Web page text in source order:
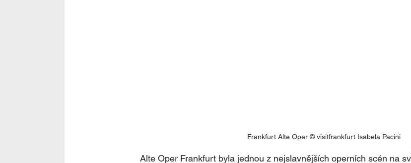
Frankfurt Alte Oper © visitfrankfurt Isabela Pacini
Alte Oper Frankfurt byla jednou z nejslavnějších operních scén na